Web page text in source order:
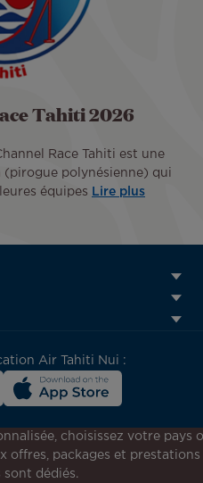
Tahiti 2026
Race Tahiti est une
(pirogue polynésienne) qui
équipes
Lire plus
Air Tahiti Nui :
!
nos offres spéciales et
choisissez votre pays
offres, packages et prestations
sont dédiés.